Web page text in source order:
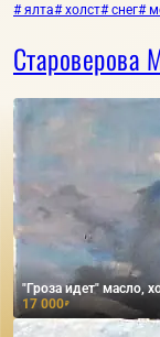
# ялта# холст# снег#
Староверова
"Гроза идет" масло,
17 000₽